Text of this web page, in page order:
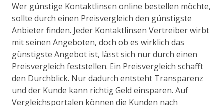
Wer günstige Kontaktlinsen online bestellen möchte,
sollte durch einen Preisvergleich den günstigste
Anbieter finden. Jeder Kontaktlinsen Vertreiber wirbt
mit seinen Angeboten, doch ob es wirklich das
günstigste Angebot ist, lässt sich nur durch einen
Preisvergleich feststellen. Ein Preisvergleich schafft
den Durchblick. Nur dadurch entsteht Transparenz
und der Kunde kann richtig Geld einsparen. Auf
Vergleichsportalen können die Kunden nach